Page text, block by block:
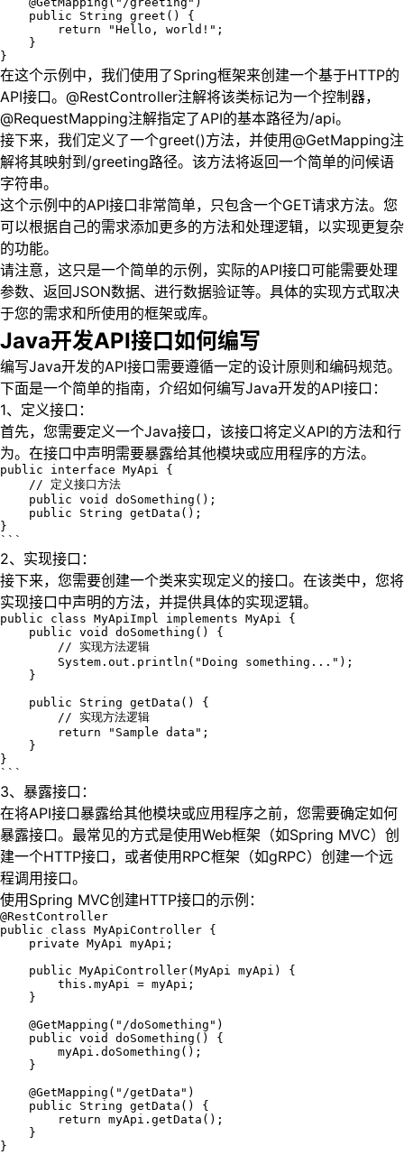
public String greet() {
return "Hello, world!";
}
}
在这个示例中，我们使用了Spring框架来创建一个基于HTTP的
API接口。@RestController注解将该类标记为一个控制器，
@RequestMapping注解指定了API的基本路径为/api。
接下来，我们定义了一个greet()方法，并使用@GetMapping注
解将其映射到/greeting路径。该方法将返回一个简单的问候语
字符串。
这个示例中的API接口非常简单，只包含一个GET请求方法。您
可以根据自己的需求添加更多的方法和处理逻辑，以实现更复杂
的功能。
请注意，这只是一个简单的示例，实际的API接口可能需要处理
参数、返回JSON数据、进行数据验证等。具体的实现方式取决
于您的需求和所使用的框架或库。
Java开发API接口如何编写
编写Java开发的API接口需要遵循一定的设计原则和编码规范。
下面是一个简单的指南，介绍如何编写Java开发的API接口：
1、定义接口：
首先，您需要定义一个Java接口，该接口将定义API的方法和行
为。在接口中声明需要暴露给其他模块或应用程序的方法。
public interface MyApi {
// 定义接口方法
public void doSomething();
public String getData();
}
```
2、实现接口：
接下来，您需要创建一个类来实现定义的接口。在该类中，您将
实现接口中声明的方法，并提供具体的实现逻辑。
public class MyApiImpl implements MyApi {
public void doSomething() {
// 实现方法逻辑
System.out.println("Doing something...");
}
public String getData() {
// 实现方法逻辑
return "Sample data";
}
}
```
3、暴露接口：
在将API接口暴露给其他模块或应用程序之前，您需要确定如何
暴露接口。最常见的方式是使用Web框架（如Spring MVC）创
建一个HTTP接口，或者使用RPC框架（如gRPC）创建一个远
程调用接口。
使用Spring MVC创建HTTP接口的示例：
@RestController
public class MyApiController {
private MyApi myApi;
public MyApiController(MyApi myApi) {
this.myApi = myApi;
}
@GetMapping("/doSomething")
public void doSomething() {
myApi.doSomething();
}
@GetMapping("/getData")
public String getData() {
return myApi.getData();
}
}